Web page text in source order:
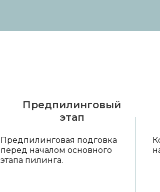
Предпилинговая подговка
перед началом основного
этапа пилинга.
Предпилинговый
этап